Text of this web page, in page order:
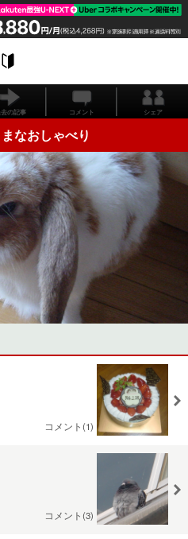
の記事 コメント シェア
なおしゃべり
コメント(1)
コメント(3)